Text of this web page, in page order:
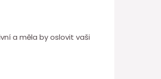
a měla by oslovit vaši